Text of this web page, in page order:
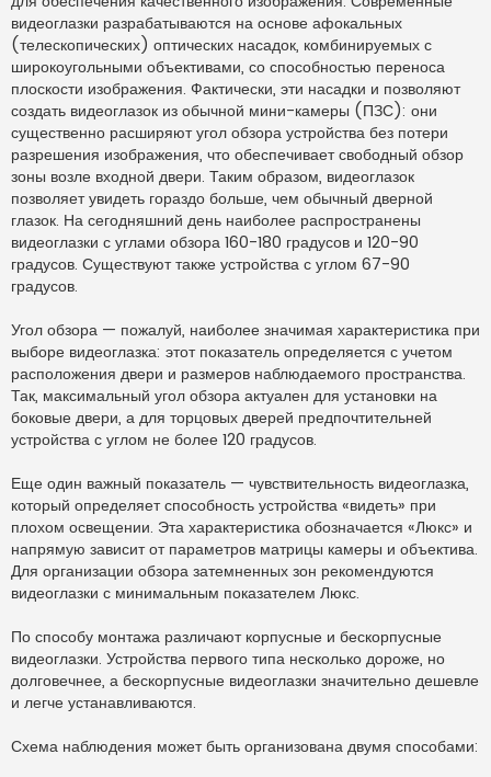
видеоглазки разрабатываются на основе афокальных
(телескопических) оптических насадок, комбинируемых с
широкоугольными объективами, со способностью переноса
плоскости изображения. Фактически, эти насадки и позволяют
создать видеоглазок из обычной мини-камеры (ПЗС): они
существенно расширяют угол обзора устройства без потери
разрешения изображения, что обеспечивает свободный обзор
зоны возле входной двери. Таким образом, видеоглазок
позволяет увидеть гораздо больше, чем обычный дверной
глазок. На сегодняшний день наиболее распространены
видеоглазки с углами обзора 160-180 градусов и 120-90
градусов. Существуют также устройства с углом 67-90
градусов.
Угол обзора — пожалуй, наиболее значимая характеристика при
выборе видеоглазка: этот показатель определяется с учетом
расположения двери и размеров наблюдаемого пространства.
Так, максимальный угол обзора актуален для установки на
боковые двери, а для торцовых дверей предпочтительней
устройства с углом не более 120 градусов.
Еще один важный показатель — чувствительность видеоглазка,
который определяет способность устройства «видеть» при
плохом освещении. Эта характеристика обозначается «Люкс» и
напрямую зависит от параметров матрицы камеры и объектива.
Для организации обзора затемненных зон рекомендуются
видеоглазки с минимальным показателем Люкс.
По способу монтажа различают корпусные и бескорпусные
видеоглазки. Устройства первого типа несколько дороже, но
долговечнее, а бескорпусные видеоглазки значительно дешевле
и легче устанавливаются.
Схема наблюдения может быть организована двумя способами: